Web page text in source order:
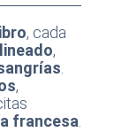
, cada
,
.
,
francesa.